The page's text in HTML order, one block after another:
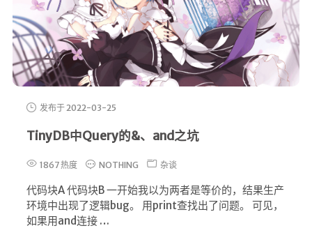
发布于 2022-03-25
TinyDB中Query的&、and之坑
1867 热度 NOTHING 杂谈
代码块A 代码块B 一开始我以为两者是等价的，结果生产
环境中出现了逻辑bug。 用print查找出了问题。 可见，
如果用and连接 …